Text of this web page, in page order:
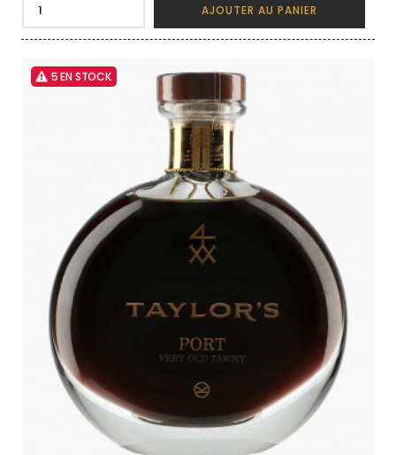
AJOUTER AU PANIER
5 EN STOCK